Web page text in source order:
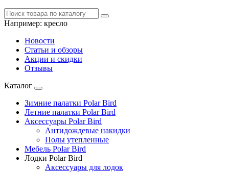
Например: кресло
Новости
Статьи и обзоры
Акции и скидки
Отзывы
Каталог
Зимние палатки Polar Bird
Летние палатки Polar Bird
Аксессуары Polar Bird
Антидождевые накидки
Полы утепленные
Мебель Polar Bird
Лодки Polar Bird
Аксессуары для лодок